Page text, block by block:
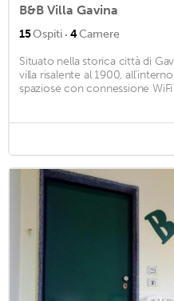
B&B Villa Gavina
15Ospiti · 4Camere
Situato nella storica città di
villa risalente al 1900,
spaziose con connessione